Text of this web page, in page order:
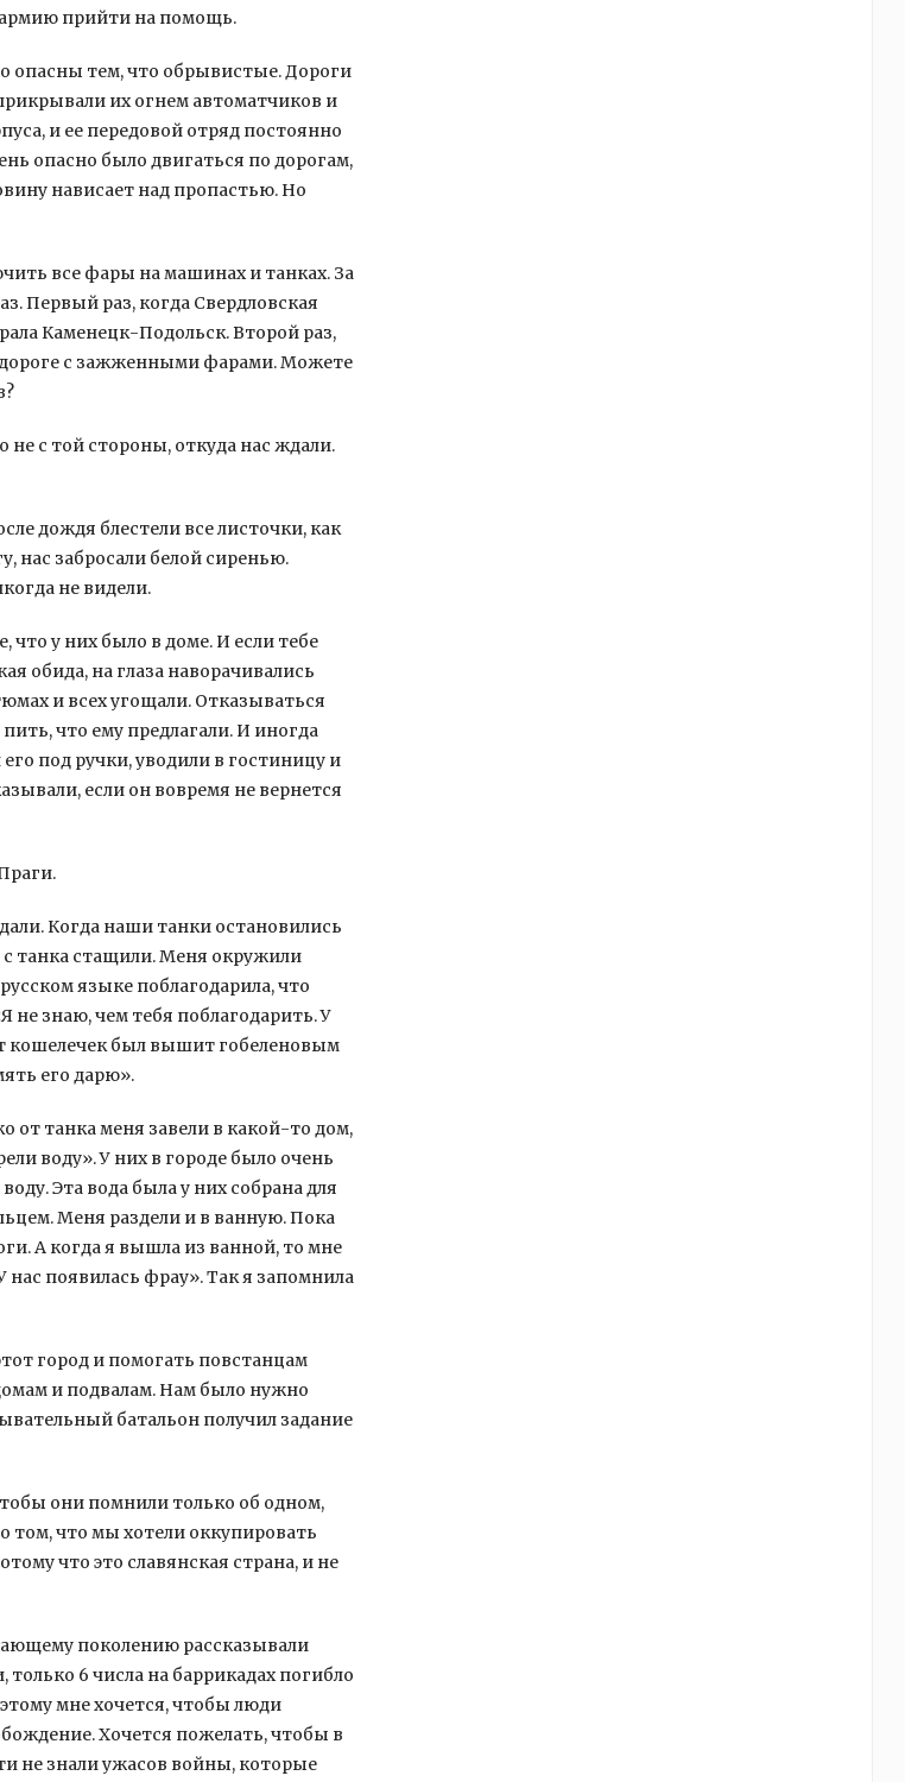
армию прийти на помощь.
опасны тем, что обрывистые. Дороги
их огнем автоматчиков и
и ее передовой отряд постоянно
опасно было двигаться по дорогам,
нависает над пропастью. Но
все фары на машинах и танках. За
Первый раз, когда Свердловская
Каменецк-Подольск. Второй раз,
дороге с зажженными фарами. Можете
с той стороны, откуда нас ждали.
дождя блестели все листочки, как
нас забросали белой сиренью.
не видели.
у них было в доме. И если тебе
обида, на глаза наворачивались
и всех угощали. Отказываться
что ему предлагали. И иногда
под ручки, уводили в гостиницу и
если он вовремя не вернется
Когда наши танки остановились
с танка стащили. Меня окружили
языке поблагодарила, что
не знаю, чем тебя поблагодарить. У
кошелечек был вышит гобеленовым
его дарю».
от танка меня завели в какой-то дом,
воду». У них в городе было очень
Эта вода была у них собрана для
Меня раздели и в ванную. Пока
А когда я вышла из ванной, то мне
нас появилась фрау». Так я запомнила
город и помогать повстанцам
и подвалам. Нам было нужно
батальон получил задание
они помнили только об одном,
том, что мы хотели оккупировать
что это славянская страна, и не
поколению рассказывали
6 числа на баррикадах погибло
мне хочется, чтобы люди
Хочется пожелать, чтобы в
не знали ужасов войны, которые